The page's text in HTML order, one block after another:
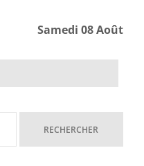
Samedi 08 Août